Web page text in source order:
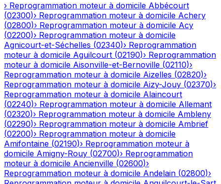
› Reprogrammation moteur à domicile Abbécourt
(02300)› Reprogrammation moteur à domicile Achery
(02800)› Reprogrammation moteur à domicile Acy
(02200)› Reprogrammation moteur à domicile
Agnicourt-et-Séchelles (02340)› Reprogrammation
moteur à domicile Aguilcourt (02190)› Reprogrammation
moteur à domicile Aisonville-et-Bernoville (02110)›
Reprogrammation moteur à domicile Aizelles (02820)›
Reprogrammation moteur à domicile Aizy-Jouy (02370)›
Reprogrammation moteur à domicile Alaincourt
(02240)› Reprogrammation moteur à domicile Allemant
(02320)› Reprogrammation moteur à domicile Ambleny
(02290)› Reprogrammation moteur à domicile Ambrief
(02200)› Reprogrammation moteur à domicile
Amifontaine (02190)› Reprogrammation moteur à
domicile Amigny-Rouy (02700)› Reprogrammation
moteur à domicile Ancienville (02600)›
Reprogrammation moteur à domicile Andelain (02800)›